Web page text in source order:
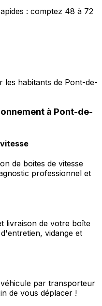
: comptez 48 à 72
les habitants de Pont-de-
à Pont-de-
de boites de vitesse
professionnel et
livraison de votre boîte
vidange et
par transporteur
de vous déplacer !